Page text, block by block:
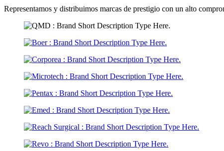
Representamos y distribuimos marcas de prestigio con un alto